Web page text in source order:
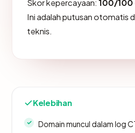
Skor kepercayaan: 100/100
Ini adalah putusan otomatis
teknis.
Kelebihan
Domain muncul dalam log